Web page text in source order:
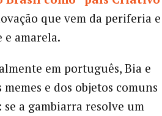
que vem da periferia e
amarela.
em português, Bia e
e dos objetos comuns
a gambiarra resolve um